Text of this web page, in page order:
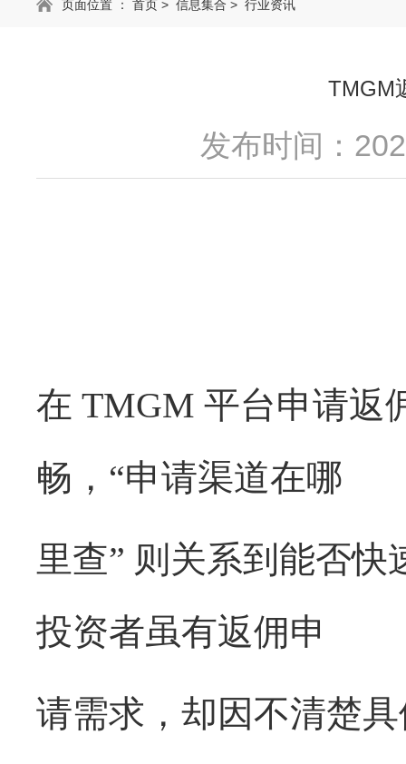
页面位置 ： 首页 > 信息集合 > 行业资讯
TMGM
发布时间：
在 TMGM 平台申请返
畅，“申请渠道在哪
里查” 则关系到能否
投资者虽有返佣申
请需求，却因不清楚